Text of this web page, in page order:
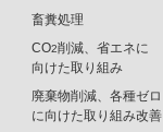
畜糞処理
CO2削減、省エネに
向けた取り組み
廃棄物削減、各種ゼロ
に向けた取り組み改善